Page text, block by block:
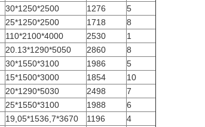
30*1250*2500 1276
5
25*1250*2500 1718
8
110*2100*4000 2530
1
20.13*1290*5050 2860
8
30*1550*3100 1986
5
15*1500*3000 1854
10
20*1290*5030 2498
7
25*1550*3100 1988
6
19,05*1536,7*3670 1196
4